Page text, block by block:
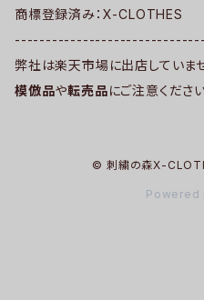
商標登録済み：X-CLOTHES
弊社は楽天市場に出店していませ
模倣品や転売品にご注意ください
© 刺繍の森X-
Powered